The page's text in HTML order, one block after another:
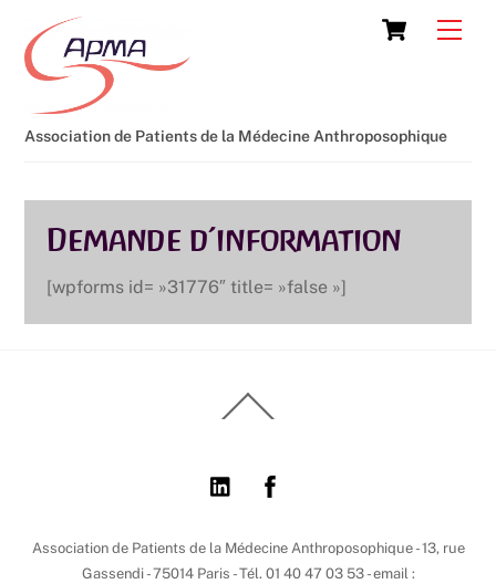
content
Cart
Association de Patients de la Médecine Anthroposophique
Demande d’information
[wpforms id= »31776″ title= »false »]
To
Association de Patients de la Médecine Anthroposophique - 13, rue
Gassendi - 75014 Paris - Tél. 01 40 47 03 53 - email :